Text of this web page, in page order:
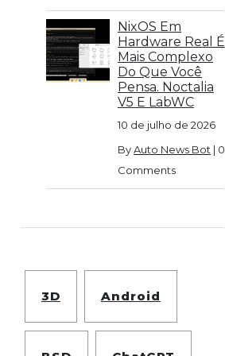
NixOS Em
Hardware Real É
Mais Complexo
Do Que Você
Pensa. Noctalia
V5 E LabWC
10 de julho de 2026
ByAuto News Bot | 0
Comments
3D Android